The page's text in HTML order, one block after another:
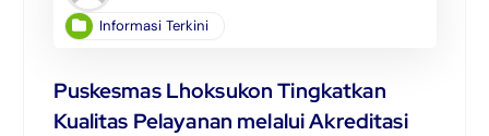
Informasi Terkini
Puskesmas Lhoksukon Tingkatkan
Kualitas Pelayanan melalui Akreditasi